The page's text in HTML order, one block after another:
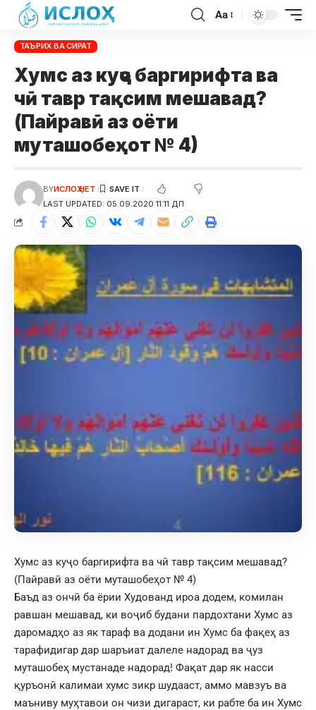
Aa
ТАЪРИХ ВА СИРАТ
Хумс аз куҷо баргирифта ва
чӣ тавр тақсим мешавад?
(Пайравӣ аз оёти
муташобеҳот № 4)
LAST UPDATED: 05.09.2020 11:11 ДП
BYИСЛОҲ НЕТ
Хумс аз куҷо баргирифта ва чӣ тавр тақсим мешавад?
(Пайравӣ аз оёти муташобеҳот № 4)
Баъд аз ончӣ ба ёрии Худованд ироа додем, комилан
равшан мешавад, ки воҷиб будани пардохтани Хумс аз
даромадҳо аз як тараф ва додани ин Хумс ба фақеҳ аз
тарафидигар дар шаръиат далеле надорад ва ҷуз
муташобеҳ мустанаде надорад! Фақат дар як насси
қуръонӣ калимаи хумс зикр шудааст, аммо мавзуъ ва
маъниву муҳтавои он чизи дигараст, ки рабте ба ин Хумс